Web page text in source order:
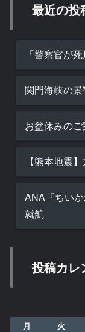
最近の投
「警察官が
関門海峡の
お盆休みの
【熊本地震
ANA『ちい
就航
投稿カレ
月 火